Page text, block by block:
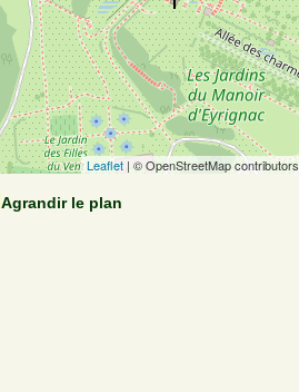
Leaflet | © OpenStreetMap contributors
Agrandir le plan